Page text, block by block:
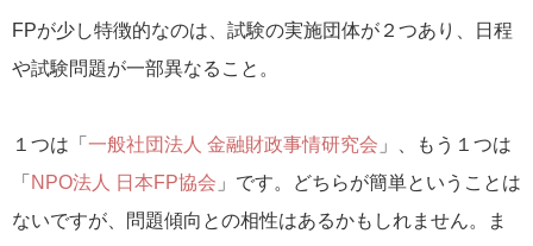
FPが少し特徴的なのは、試験の実施団体が２つあり、日程
や試験問題が一部異なること。
１つは「 一般社団法人 金融財政事情研究会 」、もう１つは
「 NPO法人 日本FP協会 」です。どちらが簡単ということは
ないですが、問題傾向との相性はあるかもしれません。ま